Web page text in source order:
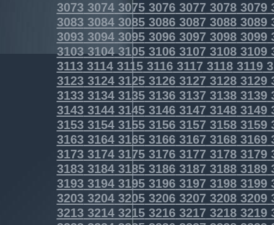
3073307430753076307730783079
3083308430853086308730883089
3093309430953096309730983099
3103310431053106310731083109
3113311431153116311731183119
3123312431253126312731283129
3133313431353136313731383139
3143314431453146314731483149
3153315431553156315731583159
3163316431653166316731683169
3173317431753176317731783179
3183318431853186318731883189
3193319431953196319731983199
3203320432053206320732083209
3213321432153216321732183219